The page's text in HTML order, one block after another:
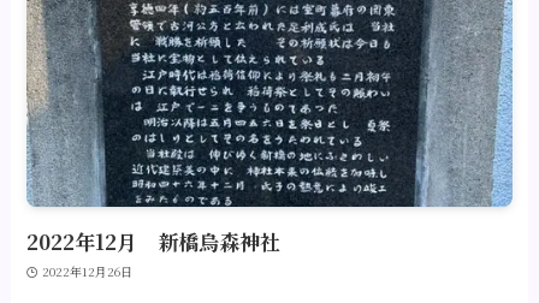
2022年12月 新橋烏森神社
2022年12月26日